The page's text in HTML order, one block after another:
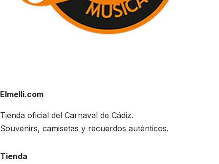
Elmelli.com
Tienda oficial del Carnaval de Cádiz.
Souvenirs, camisetas y recuerdos auténticos.
Tienda